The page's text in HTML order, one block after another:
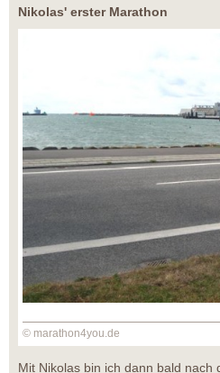
Nikolas' erster Marathon
© marathon4you.de
Mit Nikolas bin ich dann bald nach